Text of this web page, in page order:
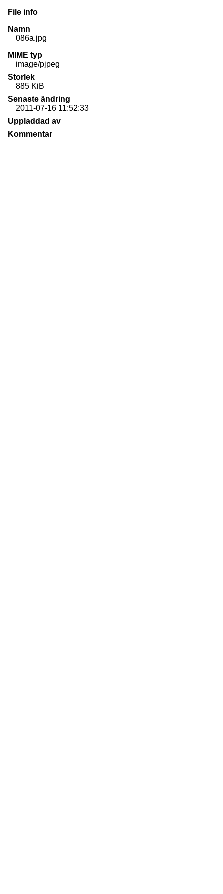
File info
Namn
086a.jpg
MIME typ
image/pjpeg
Storlek
885 KiB
Senaste ändring
2011-07-16 11:52:33
Uppladdad av
Kommentar